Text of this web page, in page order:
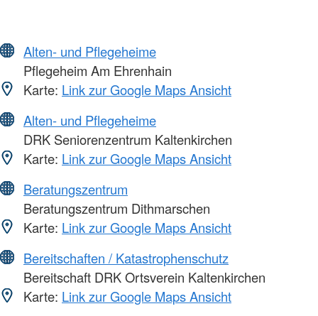
Alten- und Pflegeheime
Pflegeheim Am Ehrenhain
Karte: Link zur Google Maps Ansicht
Alten- und Pflegeheime
DRK Seniorenzentrum Kaltenkirchen
Karte: Link zur Google Maps Ansicht
Beratungszentrum
Beratungszentrum Dithmarschen
Karte: Link zur Google Maps Ansicht
Bereitschaften / Katastrophenschutz
Bereitschaft DRK Ortsverein Kaltenkirchen
Karte: Link zur Google Maps Ansicht